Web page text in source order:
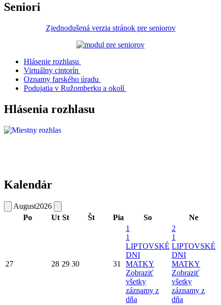
Seniori
Zjednodušená verzia stránok pre seniorov
Hlásenie rozhlasu
Virtuálny cintorín
Oznamy farského úradu
Podujatia v Ružomberku a okolí
Hlásenia rozhlasu
Kalendár
August2026
Po
Ut St Št Pia So Ne
27 28 29 30 31
1
1
LIPTOVSKÉ
DNI
MATKY
Zobraziť
všetky
záznamy z
dňa
2
1
LIPTOVSKÉ
DNI
MATKY
Zobraziť
všetky
záznamy z
dňa